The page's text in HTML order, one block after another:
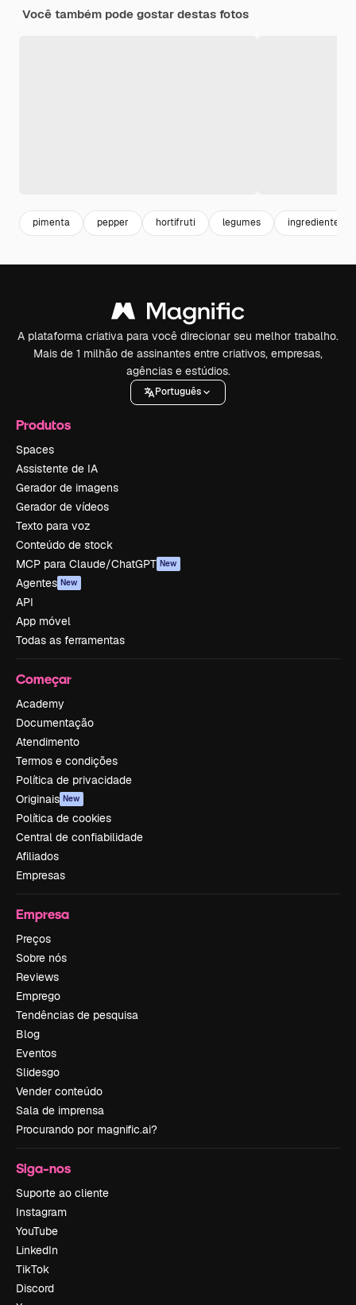
Você também pode gostar destas fotos
pimenta pepper hortifruti legumes ingredientes
A plataforma criativa para você direcionar seu melhor trabalho.
Mais de 1 milhão de assinantes entre criativos, empresas,
agências e estúdios.
Português
Produtos
Spaces
Assistente de IA
Gerador de imagens
Gerador de vídeos
Texto para voz
Conteúdo de stock
MCP para Claude/ChatGPT New
Agentes New
API
App móvel
Todas as ferramentas
Começar
Academy
Documentação
Atendimento
Termos e condições
Política de privacidade
Originais New
Política de cookies
Central de confiabilidade
Afiliados
Empresas
Empresa
Preços
Sobre nós
Reviews
Emprego
Tendências de pesquisa
Blog
Eventos
Slidesgo
Vender conteúdo
Sala de imprensa
Procurando por magnific.ai?
Siga-nos
Suporte ao cliente
Instagram
YouTube
LinkedIn
TikTok
Discord